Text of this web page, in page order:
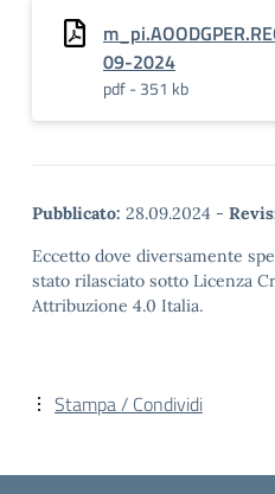
09-2024
pdf - 351 kb
Pubblicato: 28.09.2024 -
Eccetto dove diversamente
stato rilasciato sotto Licenza
Attribuzione 4.0 Italia.
Stampa / Condividi